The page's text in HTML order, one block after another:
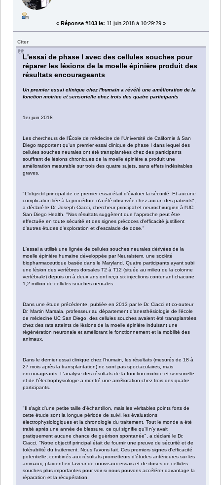
« Réponse #103 le: 11 juin 2018 à 10:29:29 »
Citer
L'essai de phase I avec des cellules souches pour
réparer les lésions de la moelle épinière produit des
résultats encourageants
Un premier essai clinique chez l'humain a révélé une amélioration de la
fonction motrice et sensorielle chez trois des quatre participants
1er juin 2018
Les chercheurs de l'École de médecine de l'Université de Californie à San
Diego rapportent qu'un premier essai clinique de phase I dans lequel des
cellules souches neurales ont été transplantées chez des participants
souffrant de lésions chroniques de la moelle épinière a produit une
amélioration mesurable sur trois des quatre sujets, sans effets indésirables
graves.
"L'objectif principal de ce premier essai était d'évaluer la sécurité. Et aucune
complication liée à la procédure n'a été observée chez aucun des patients",
a déclaré le Dr. Joseph Ciacci, chercheur principal et neurochirurgien à l'UC
San Diego Health. "Nos résultats suggèrent que l'approche peut être
effectuée en toute sécurité et des signes précoces d'efficacité justifient
d'autres études d'exploration et d'escalade de dose."
L'essai a utilisé une lignée de cellules souches neurales dérivées de la
moelle épinière humaine développée par Neuralstem, une société
biopharmaceutique basée dans le Maryland. Quatre participants ayant subi
une lésion des vertèbres dorsales T2 à T12 (située au milieu de la colonne
vertébrale) depuis un à deux ans ont reçu six injections contenant chacune
1,2 million de cellules souches neurales.
Dans une étude précédente, publiée en 2013 par le Dr. Ciacci et co-auteur
Dr. Martin Marsala, professeur au département d'anesthésiologie de l'école
de médecine UC San Diego, des cellules souches avaient été transplantées
chez des rats atteints de lésions de la moelle épinière induisant une
régénération neuronale et améliorant le fonctionnement et la mobilité des
animaux.
Dans le dernier essai clinique chez l'humain, les résultats (mesurés de 18 à
27 mois après la transplantation) ne sont pas spectaculaires, mais
encourageants. L'analyse des résultats de la fonction motrice et sensorielle
et de l'électrophysiologie a montré une amélioration chez trois des quatre
participants.
"Il s'agit d'une petite taille d'échantillon, mais les véritables points forts de
cette étude sont la longue période de suivi, les évaluations
électrophysiologiques et la chronologie du traitement. Tout le monde a été
traité après une année de blessure, ce qui signifie qu'il n'y avait
pratiquement aucune chance de guérison spontanée", a déclaré le Dr.
Ciacci. "Notre objectif principal était de fournir une preuve de sécurité et de
tolérabilité du traitement. Nous l'avons fait. Ces premiers signes d'efficacité
potentielle, combinés aux résultats prometteurs d'études antérieures sur les
animaux, plaident en faveur de nouveaux essais et de doses de cellules
souches plus importantes pour voir si nous pouvons accélérer davantage la
réparation et la récupération.